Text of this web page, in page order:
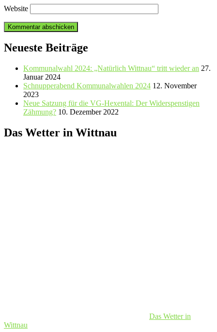
Website
Neueste Beiträge
Kommunalwahl 2024: „Natürlich Wittnau“ tritt wieder an 27.
Januar 2024
Schnupperabend Kommunalwahlen 2024 12. November
2023
Neue Satzung für die VG-Hexental: Der Widerspenstigen
Zähmung? 10. Dezember 2022
Das Wetter in Wittnau
Das Wetter in
Wittnau